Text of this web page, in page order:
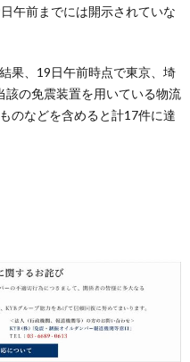
午前までには開示されていな
果、19日午前時点で東京、埼
該の免震装置を用いている物流
のなどを含めると計17件に達